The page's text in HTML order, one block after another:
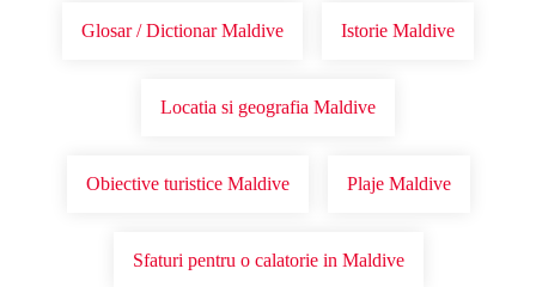
Glosar / Dictionar Maldive Istorie Maldive
Locatia si geografia Maldive
Obiective turistice Maldive Plaje Maldive
Sfaturi pentru o calatorie in Maldive